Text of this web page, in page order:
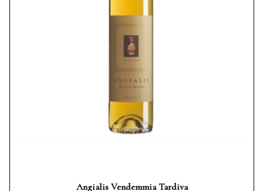
Angialis Vendemmia Tardiva